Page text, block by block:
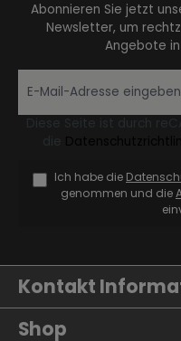
Abonnieren Sie jetzt
Newsletter, um
Angebote
Ich habe die
genommen und die
Kontakt
Shop